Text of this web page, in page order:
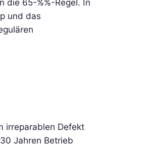
die 65-%%-Regel. In
und das
irreparablen Defekt
Jahren Betrieb